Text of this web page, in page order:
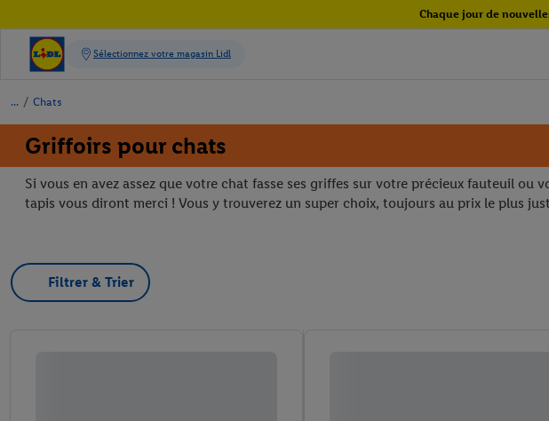
Chaque jour de
/ Chats
Griffoirs pour chats
Si vous en avez assez que votre chat fasse ses griffes sur votre précieux fauteuil
tapis vous diront merci ! Vous y trouverez un super choix, toujours au prix le plus
Filtrer & Trier